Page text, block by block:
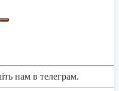
нам в телеграм.